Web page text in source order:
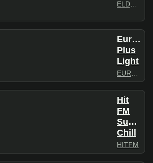
Europa
Plus
Light
Hit
FM
Summer
Chill
HITFM